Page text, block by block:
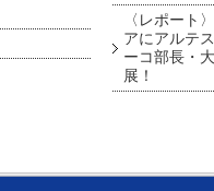
〈レポート
アにアルテ
ーコ部長・
展！